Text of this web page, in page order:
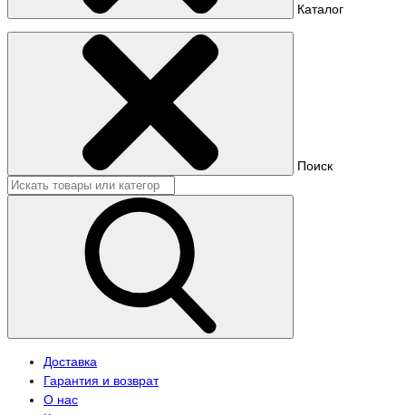
Каталог
Поиск
Доставка
Гарантия и возврат
О нас